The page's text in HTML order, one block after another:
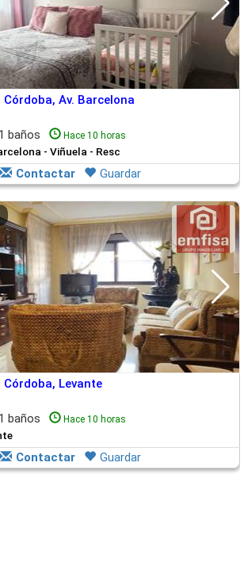
Av. Barcelona
1 baños Hace 10 horas
- Viñuela - Resc
Contactar Guardar
Córdoba, Levante
1 baños Hace 10 horas
Contactar Guardar